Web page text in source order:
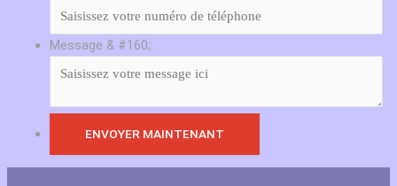
Message & #160;: